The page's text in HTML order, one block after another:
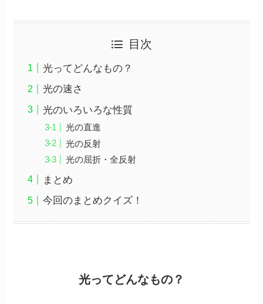
目次
光ってどんなもの？
光の速さ
光のいろいろな性質
光の直進
光の反射
光の屈折・全反射
まとめ
今回のまとめクイズ！
光ってどんなもの？